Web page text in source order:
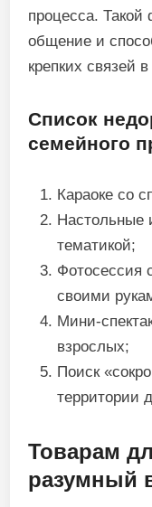
процесса. Такой
общение и
крепких связей
Список
семейного
Караоке со
Настольные
тематикой;
Фотосессия
своими
Мини-
взрослых;
Поиск
территории
Товарам
разумный